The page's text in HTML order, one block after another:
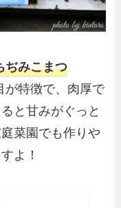
ぢみこまつ
が特徴で、肉厚で
と甘みがぐっと
菜園でも作りや
よ！